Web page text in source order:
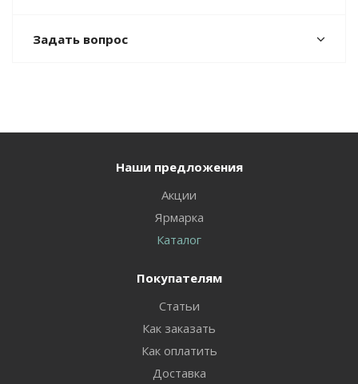
Задать вопрос
Наши предложения
Акции
Ярмарка
Каталог
Покупателям
Статьи
Как заказать
Как оплатить
Доставка